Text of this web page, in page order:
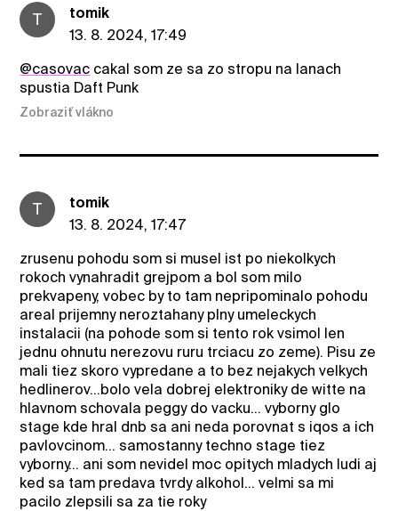
T
tomik
13. 8. 2024, 17:49
@casovac cakal som ze sa zo stropu na lanach
spustia Daft Punk
Zobraziť vlákno
T
tomik
13. 8. 2024, 17:47
zrusenu pohodu som si musel ist po niekolkych
rokoch vynahradit grejpom a bol som milo
prekvapeny, vobec by to tam nepripominalo pohodu
areal prijemny neroztahany plny umeleckych
instalacii (na pohode som si tento rok vsimol len
jednu ohnutu nerezovu ruru trciacu zo zeme). Pisu ze
mali tiez skoro vypredane a to bez nejakych velkych
hedlinerov...bolo vela dobrej elektroniky de witte na
hlavnom schovala peggy do vacku... vyborny glo
stage kde hral dnb sa ani neda porovnat s iqos a ich
pavlovcinom... samostanny techno stage tiez
vyborny... ani som nevidel moc opitych mladych ludi aj
ked sa tam predava tvrdy alkohol... velmi sa mi
pacilo zlepsili sa za tie roky